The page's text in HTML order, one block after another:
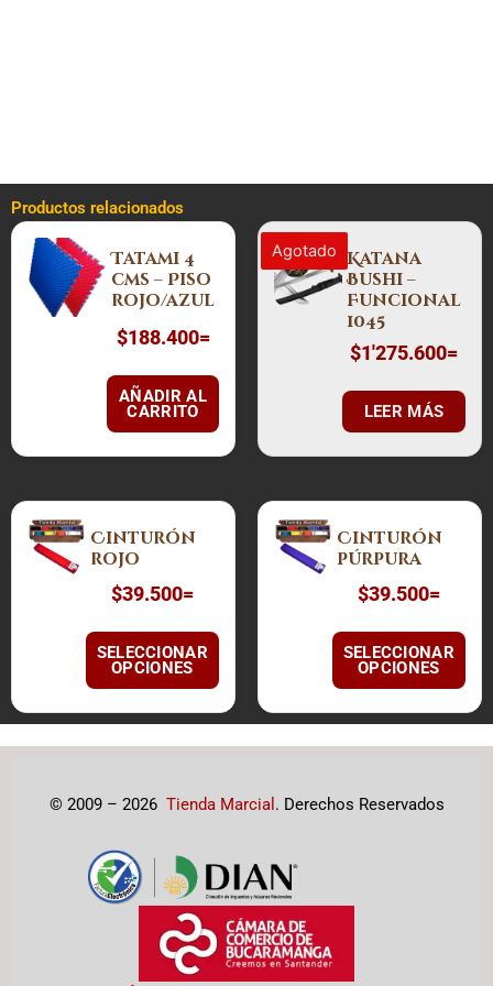
Productos relacionados
Tatami 4
cms – Piso
rojo/azul
$188.400=
AÑADIR AL
CARRITO
Agotado
Katana
Bushi –
Funcional
1045
$1'275.600=
LEER MÁS
Cinturón
rojo
$39.500=
SELECCIONAR
OPCIONES
producto
tiene
múltiples
Las
opciones
pueden
elegir
la
de
producto
Cinturón
púrpura
$39.500=
SELECCIONAR
OPCIONES
producto
tiene
múltiples
Las
opciones
pueden
elegir
la
© 2009 – 2026 Tienda Marcial . Derechos Reservados